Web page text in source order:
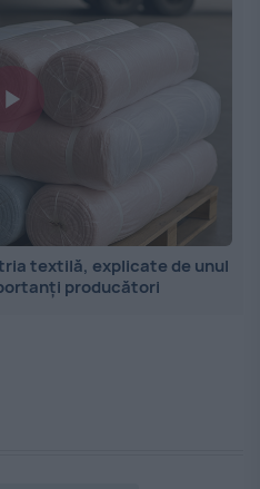
textilă, explicate de unul
producători